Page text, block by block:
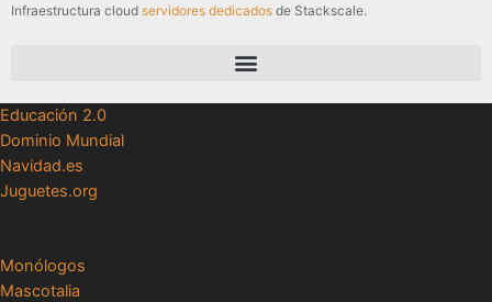
Infraestructura cloud servidores dedicados de Stackscale.
Educación 2.0
Dominio Mundial
Navidad.es
Juguetes.org
Monólogos
Mascotalia